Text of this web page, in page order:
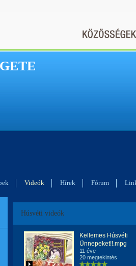
Videók Hírek Fórum
Húsvéti videók
Kellemes Húsvéti
Ünnepeket!!.mpg
11 éve
20 megtekintés